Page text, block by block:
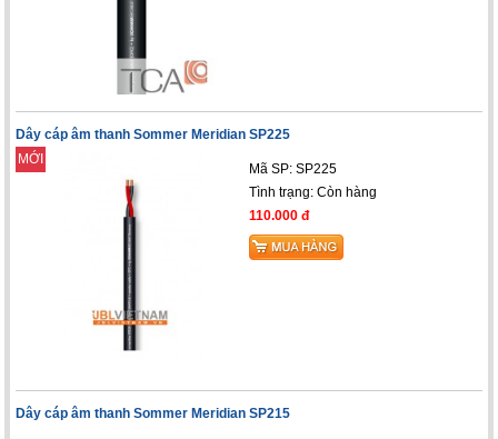
Dây cáp âm thanh Sommer Meridian SP225
MỚI
Mã SP: SP225
Tình trạng: Còn hàng
110.000 đ
Dây cáp âm thanh Sommer Meridian SP215